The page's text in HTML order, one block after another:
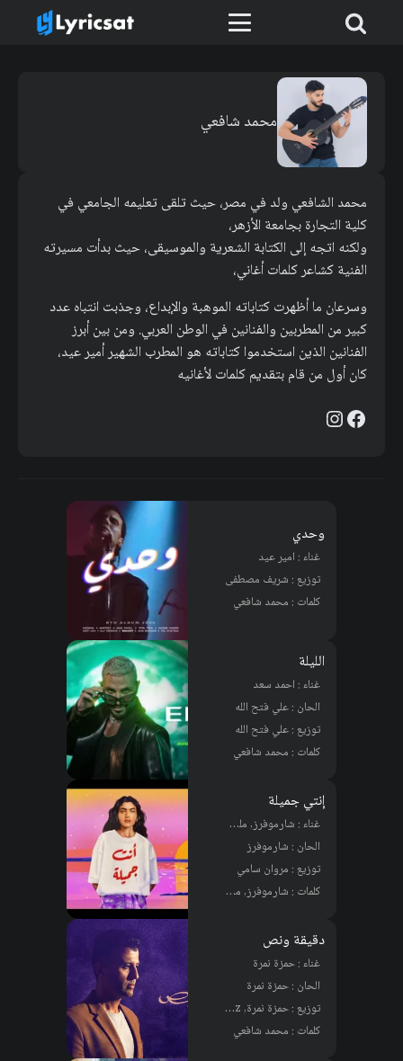
محمد شافعي
محمد الشافعي ولد في مصر، حيث تلقى تعليمه الجامعي في
كلية التجارة بجامعة الأزهر،
ولكنه اتجه إلى الكتابة الشعرية والموسيقى، حيث بدأت مسيرته
الفنية كشاعر كلمات أغاني،
وسرعان ما أظهرت كتاباته الموهبة والإبداع، وجذبت انتباه عدد
كبير من المطربين والفنانين في الوطن العربي. ومن بين أبرز
الفنانين الذين استخدموا كتاباته هو المطرب الشهير أمير عيد،
كان أول من قام بتقديم كلمات لأغانيه
فيسبوكإنستجرام
وحدي
غناء : امير عيد
توزيع : شريف مصطفى
كلمات : محمد شافعي
الليلة
غناء : احمد سعد
الحان : علي فتح الله
توزيع : علي فتح الله
كلمات : محمد شافعي
إنتي جميلة
غناء : شارموفرز, ملك دهشان
الحان : شارموفرز
توزيع : مروان سامي
كلمات : شارموفرز, محمد شافعي
دقيقة ونص
غناء : حمزة نمرة
الحان : حمزة نمرة
توزيع : حمزة نمرة, Celil Yavuz
كلمات : محمد شافعي